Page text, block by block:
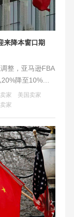
来降本窗口期
整，亚马逊FBA
降至10%，
降低大货卖家
境卖家提供至
调整定价策略抢
家
美国卖家
卖家